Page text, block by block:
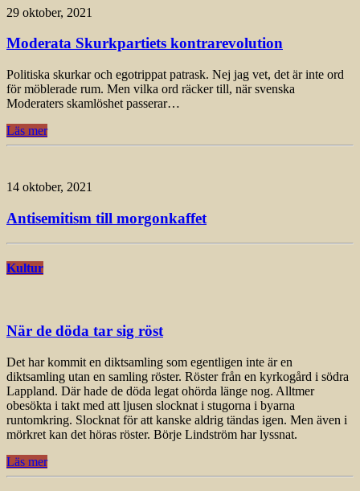
29 oktober, 2021
Moderata Skurkpartiets kontrarevolution
Politiska skurkar och egotrippat patrask. Nej jag vet, det är inte ord
för möblerade rum. Men vilka ord räcker till, när svenska
Moderaters skamlöshet passerar…
Läs mer
14 oktober, 2021
Antisemitism till morgonkaffet
Kultur
När de döda tar sig röst
Det har kommit en diktsamling som egentligen inte är en
diktsamling utan en samling röster. Röster från en kyrkogård i södra
Lappland. Där hade de döda legat ohörda länge nog. Alltmer
obesökta i takt med att ljusen slocknat i stugorna i byarna
runtomkring. Slocknat för att kanske aldrig tändas igen. Men även i
mörkret kan det höras röster. Börje Lindström har lyssnat.
Läs mer